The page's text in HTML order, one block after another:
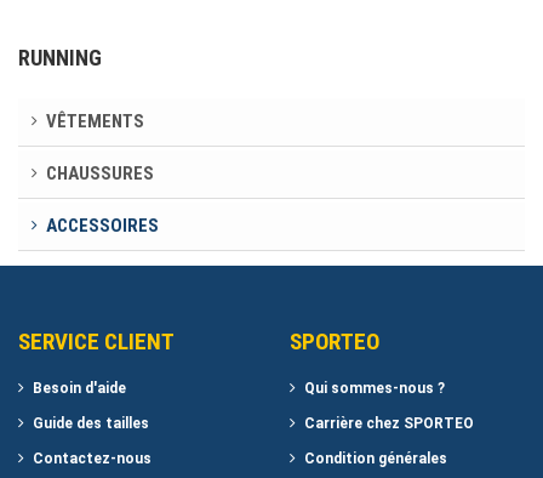
RUNNING
VÊTEMENTS
CHAUSSURES
ACCESSOIRES
SERVICE CLIENT
Besoin d'aide
Guide des tailles
Contactez-nous
SPORTEO
Qui sommes-nous ?
Carrière chez SPORTEO
Condition générales